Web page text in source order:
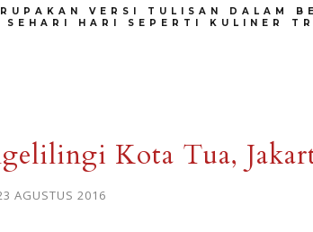
VERSI TULISAN DALAM
SEHARI HARI SEPERTI KULINER
Kota Tua,
AGUSTUS 2016